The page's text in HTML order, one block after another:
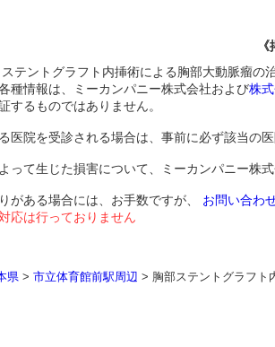
テントグラフト内挿術による胸部大動脈瘤の
種情報は、ミーカンパニー株式会社および株
するものではありません。
医院を受診される場合は、事前に必ず該当の医
って生じた損害について、ミーカンパニー株
がある場合には、お手数ですが、 お問い合わ
応は行っておりません
県 > 市立体育館前駅周辺 > 胸部ステントグラフト